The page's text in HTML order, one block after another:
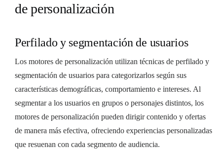
de personalización
Perfilado y segmentación de usuarios
Los motores de personalización utilizan técnicas de perfilado y
segmentación de usuarios para categorizarlos según sus
características demográficas, comportamiento e intereses. Al
segmentar a los usuarios en grupos o personajes distintos, los
motores de personalización pueden dirigir contenido y ofertas
de manera más efectiva, ofreciendo experiencias personalizadas
que resuenan con cada segmento de audiencia.